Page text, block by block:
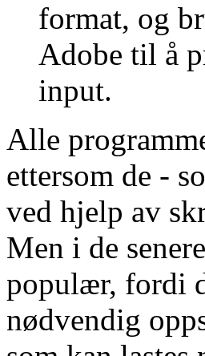
format, og
Adobe til å
input.
Alle
ettersom de -
ved hjelp av
Men i de
populær, fordi
nødvendig